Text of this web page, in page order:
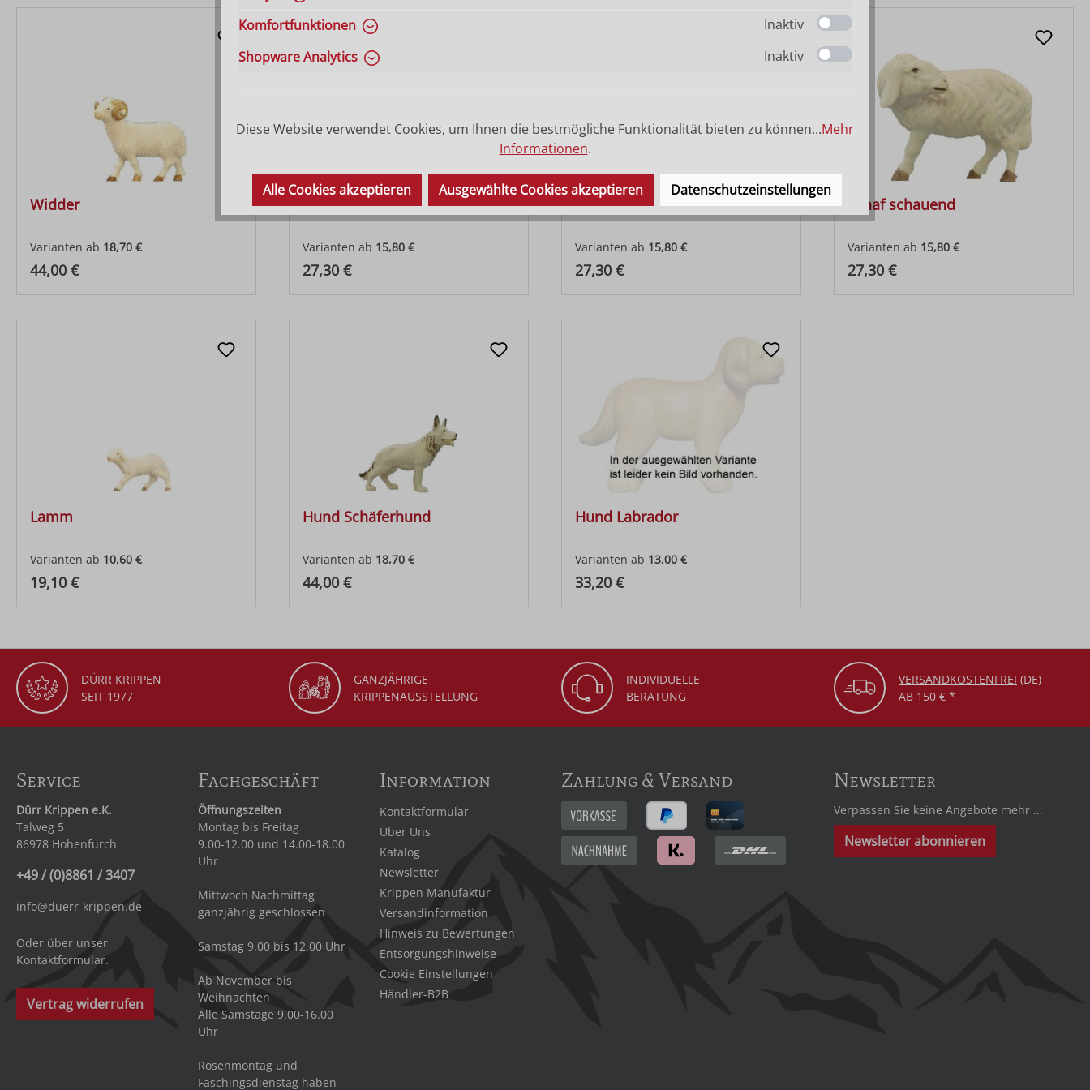
Widder
Varianten ab 18,70 €
Regulärer Preis:
44,00 €
Schaf stehend
Varianten ab 15,80 €
Regulärer Preis:
27,30 €
Schaf liegend rechts
Varianten ab 15,80 €
Regulärer Preis:
27,30 €
Schaf schauend
Varianten ab 15,80 €
Regulärer Preis:
27,30 €
Lamm
Varianten ab 10,60 €
Regulärer Preis:
19,10 €
Hund Schäferhund
Varianten ab 18,70 €
Regulärer Preis:
44,00 €
Hund Labrador
Varianten ab 13,00 €
Regulärer Preis:
33,20 €
DÜRR KRIPPEN
SEIT 1977
GANZJÄHRIGE
KRIPPENAUSSTELLUNG
INDIVIDUELLE
BERATUNG
VERSANDKOSTENFREI (DE)
AB 150 € *
Service
Dürr Krippen e.K.
Talweg 5
86978 Hohenfurch
+49 / (0)8861 / 3407
info@duerr-krippen.de
Oder über unser
Kontaktformular.
Vertrag widerrufen
Fachgeschäft
Öffnungszeiten
Montag bis Freitag
9.00-12.00 und 14.00-18.00
Uhr
Mittwoch Nachmittag
ganzjährig geschlossen
Samstag 9.00 bis 12.00 Uhr
Ab November bis
Weihnachten
Alle Samstage 9.00-16.00
Uhr
Rosenmontag und
Faschingsdienstag haben
Information
Kontaktformular
Über Uns
Katalog
Newsletter
Krippen Manufaktur
Versandinformation
Hinweis zu Bewertungen
Entsorgungshinweise
Cookie Einstellungen
Händler-B2B
Zahlung & Versand Newsletter
Verpassen Sie keine Angebote mehr ...
Newsletter abonnieren
Komfortfunktionen
Inaktiv
Shopware Analytics
Inaktiv
Diese Website verwendet Cookies, um Ihnen die bestmögliche Funktionalität bieten zu können...Mehr
Informationen.
Alle Cookies akzeptieren Ausgewählte Cookies akzeptieren Datenschutzeinstellungen